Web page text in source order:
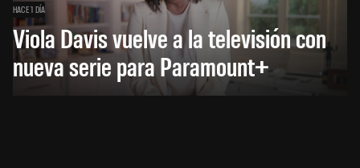
HACE 1 DÍA
Viola Davis vuelve a la televisión con
nueva serie para Paramount+